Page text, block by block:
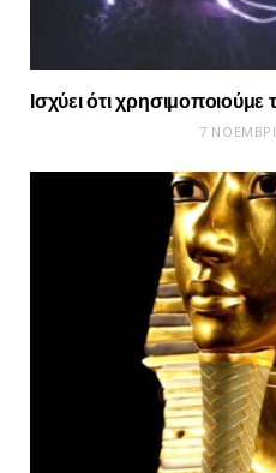
Ισχύει ότι
7